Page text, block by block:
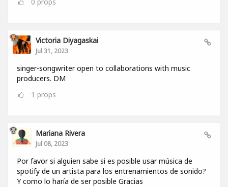
Victoria Diyagaskai
Jul 31, 2023
singer-songwriter open to collaborations with music
producers. DM
1 props
Mariana Rivera
Jul 08, 2023
Por favor si alguien sabe si es posible usar música de
spotify de un artista para los entrenamientos de sonido?
Y como lo haría de ser posible Gracias